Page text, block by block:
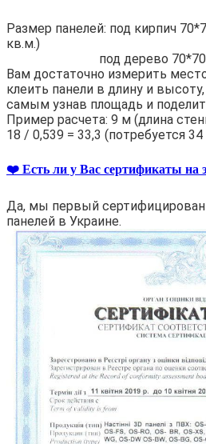
Размер панелей: под кирпич
кв.м.)
под дерево 70*70 см.
Вам достаточно измерить
клеить панели в длину и
самым узнав площадь и
Пример расчета: 9 м (длина
18 / 0,539 = 33,3 (потребуется 34
❤️ Есть ли у Вас сертификаты на
Да, мы первый
панелей в Украине.